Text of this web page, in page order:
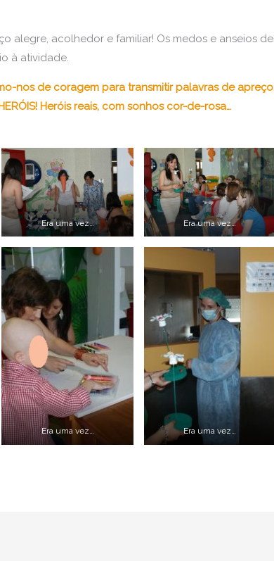
alegre, acolhedor e familiar! Os medos e anseios
à atividade.
nos de coragem para transmitir palavras de
Heróis reais, com sonhos cor-de-rosa…
Era uma vez… Era uma vez…
Era uma vez… Era uma vez…